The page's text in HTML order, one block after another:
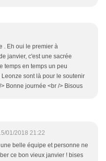
. Eh oui le premier à
janvier, c'est une sacrée
temps en temps un peu
sont là pour le soutenir
Bonne journée <br /> Bisous
01/2018 21:22
belle équipe et personne ne
ce bon vieux janvier ! bises